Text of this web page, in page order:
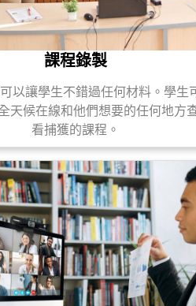
課程錄製
以讓學生不錯過任何材料。學生
天候在線和他們想要的任何地方
看捕獲的課程。